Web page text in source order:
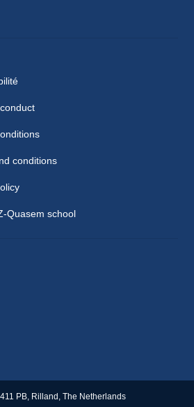
conditions
Quasem school
PB, Rilland, The Netherlands